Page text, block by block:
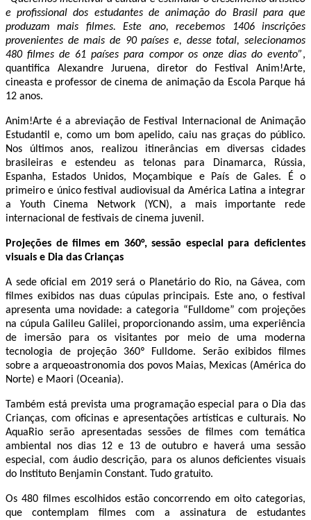
e profissional dos estudantes de animação do Brasil para que
produzam mais filmes. Este ano, recebemos 1406 inscrições
provenientes de mais de 90 países e, desse total, selecionamos
480 filmes de 61 países para compor os onze dias do evento”,
quantifica Alexandre Juruena, diretor do Festival Anim!Arte,
cineasta e professor de cinema de animação da Escola Parque há
12 anos.
Anim!Arte é a abreviação de Festival Internacional de Animação
Estudantil e, como um bom apelido, caiu nas graças do público.
Nos últimos anos, realizou itinerâncias em diversas cidades
brasileiras e estendeu as telonas para Dinamarca, Rússia,
Espanha, Estados Unidos, Moçambique e País de Gales. É o
primeiro e único festival audiovisual da América Latina a integrar
a Youth Cinema Network (YCN), a mais importante rede
internacional de festivais de cinema juvenil.
Projeções de filmes em 360°, sessão especial para deficientes
visuais e Dia das Crianças
A sede oficial em 2019 será o Planetário do Rio, na Gávea, com
filmes exibidos nas duas cúpulas principais. Este ano, o festival
apresenta uma novidade: a categoria “Fulldome” com projeções
na cúpula Galileu Galilei, proporcionando assim, uma experiência
de imersão para os visitantes por meio de uma moderna
tecnologia de projeção 360º Fulldome. Serão exibidos filmes
sobre a arqueoastronomia dos povos Maias, Mexicas (América do
Norte) e Maori (Oceania).
Também está prevista uma programação especial para o Dia das
Crianças, com oficinas e apresentações artísticas e culturais. No
AquaRio serão apresentadas sessões de filmes com temática
ambiental nos dias 12 e 13 de outubro e haverá uma sessão
especial, com áudio descrição, para os alunos deficientes visuais
do Instituto Benjamin Constant. Tudo gratuito.
Os 480 filmes escolhidos estão concorrendo em oito categorias,
que contemplam filmes com a assinatura de estudantes